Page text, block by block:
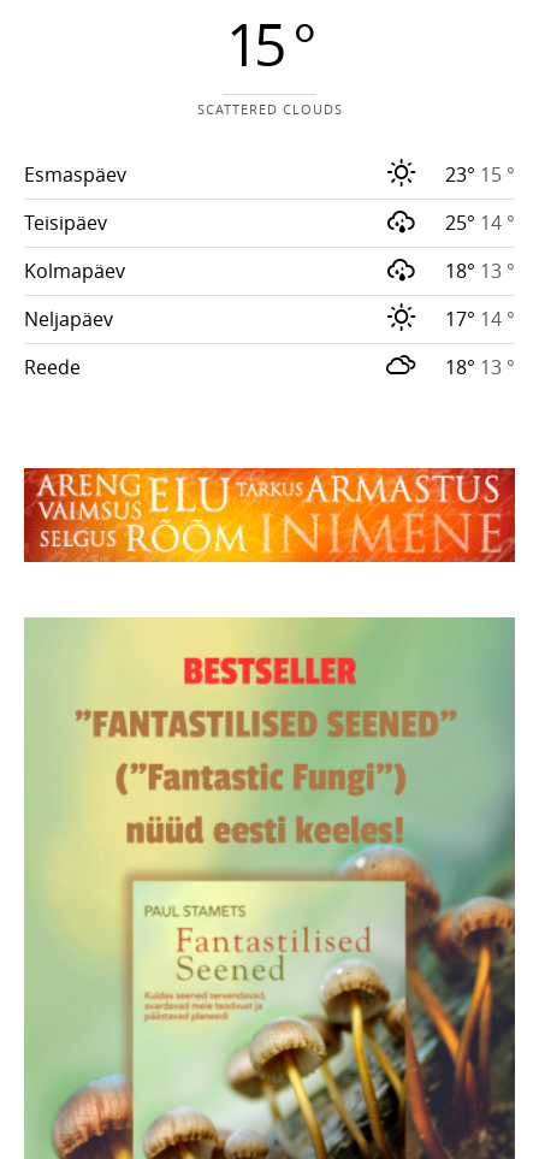
15 °
SCATTERED CLOUDS
Esmaspäev 23° 15 °
Teisipäev
25° 14 °
Kolmapäev
18° 13 °
Neljapäev
17° 14 °
Reede
18° 13 °